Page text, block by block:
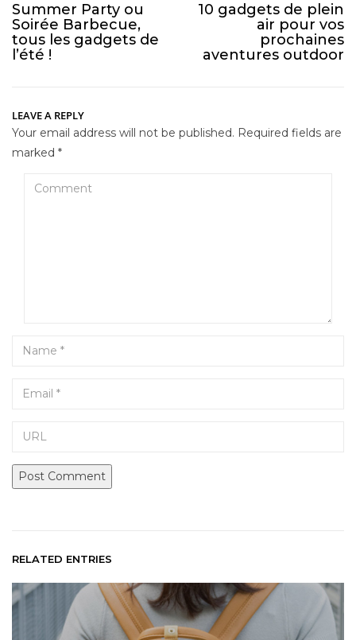
Summer Party ou
Soirée Barbecue,
tous les gadgets de
l’été !
10 gadgets de plein
air pour vos
prochaines
aventures outdoor
LEAVE A REPLY
Your email address will not be published. Required fields are
marked *
Comment
Name
Email
RELATED ENTRIES